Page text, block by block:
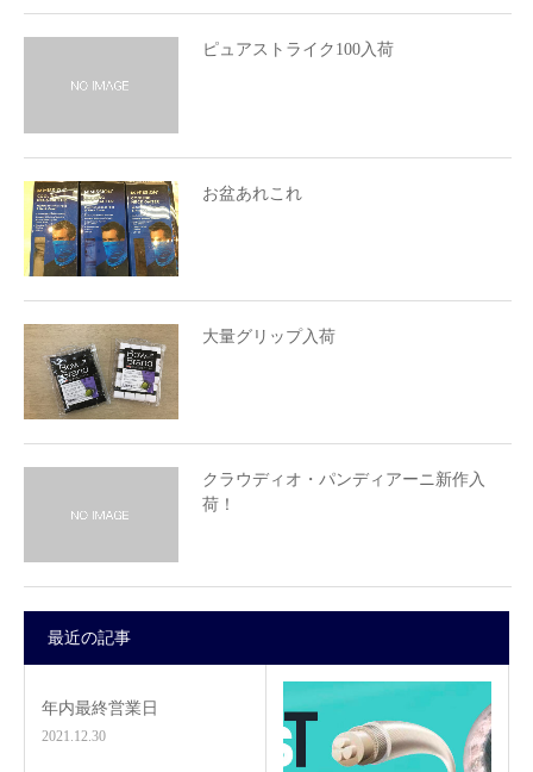
ピュアストライク100入荷
お盆あれこれ
大量グリップ入荷
クラウディオ・パンディアーニ新作入
荷！
最近の記事
年内最終営業日
2021.12.30